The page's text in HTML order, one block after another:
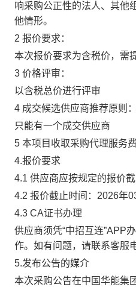
响采购公正性的法人、其他
他情形。
2 报价要求：
本次报价要求为含税价，需
3 价格评审：
以含税总价进行评审
4 成交候选供应商推荐原则
只能有一个成交供应商
5 本项目收取采购代理服务
4.报价要求
4.1 供应商应按规定的报价
4.2 报价截止时间：2026年
4.3 CA证书办理
供应商须凭“中招互连”APP
作。如有问题，请联系客服
5.发布公告的媒介
本次采购公告在中国华能集